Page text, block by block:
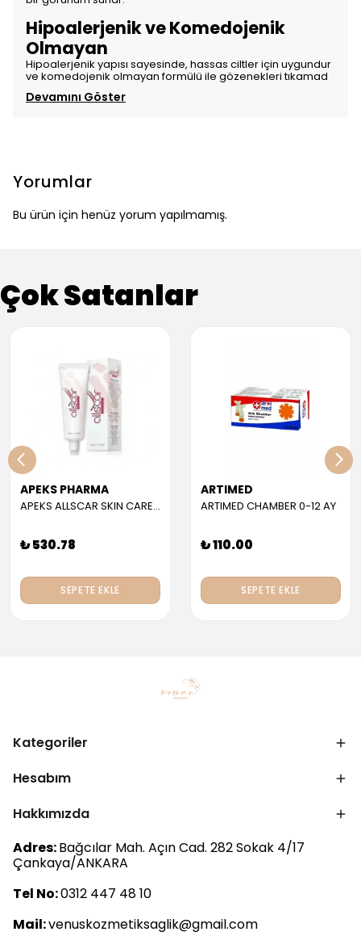
Hipoalerjenik ve Komedojenik
Olmayan
Hipoalerjenik yapısı sayesinde, hassas ciltler için uygundur
ve komedojenik olmayan formülü ile gözenekleri tıkamad
Devamını Göster
Yorumlar
Bu ürün için henüz yorum yapılmamış.
Çok Satanlar
APEKS PHARMA
APEKS ALLSCAR SKIN CARE GEL 30 ML
₺ 530.78
SEPETE EKLE
ARTIMED
ARTIMED CHAMBER 0-12 AY
₺ 110.00
SEPETE EKLE
Kategoriler
Hesabım
Hakkımızda
Adres:Bağcılar Mah. Açın Cad. 282 Sokak 4/17
Çankaya/ANKARA
Tel No:0312 447 48 10
Mail:venuskozmetiksaglik@gmail.com